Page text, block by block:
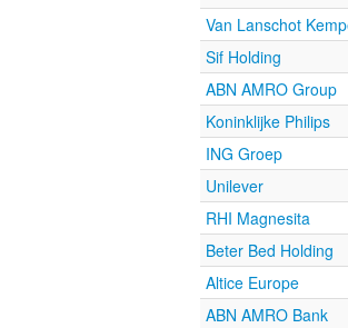
Van Lanschot
Sif Holding
ABN AMRO Group
Koninklijke Philips
ING Groep
Unilever
RHI Magnesita
Beter Bed Holding
Altice Europe
ABN AMRO Bank